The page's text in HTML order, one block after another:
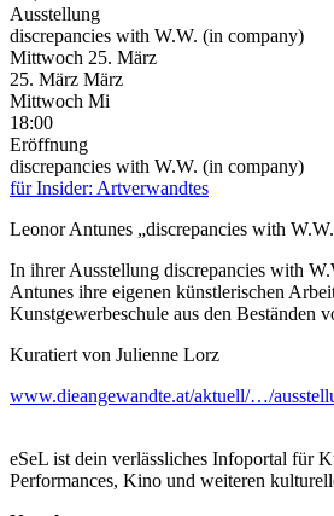
Ausstellung
discrepancies with W.W. (in company)
Mittwoch 25. März
25. März März
Mittwoch Mi
18:00
Eröffnung
discrepancies with W.W. (in company)
für Insider: Artverwandtes
Leonor Antunes „discrepancies with
In ihrer Ausstellung discrepancies with
Antunes ihre eigenen künstlerischen
Kunstgewerbeschule aus den Beständen
Kuratiert von Julienne Lorz
www.dieangewandte.at/aktuell/…/
eSeL ist dein verlässliches Infoportal für
Performances, Kino und weiteren